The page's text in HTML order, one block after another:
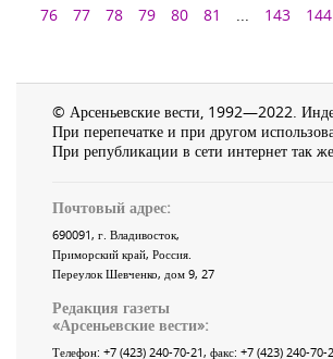
76
77 78 79 80 81 ... 143 144
© Арсеньевские вести, 1992—2022.
При перепечатке и при другом
При републикации в сети интернет так
Почтовый адрес:
690091, г. Владивосток,
Приморский край, Россия.
Переулок Шевченко, дом 9, 27
Редакция газеты
«Арсеньевские вести»:
Телефон: +7 (423) 240-70-21, факс: +7 (423) 240-70-